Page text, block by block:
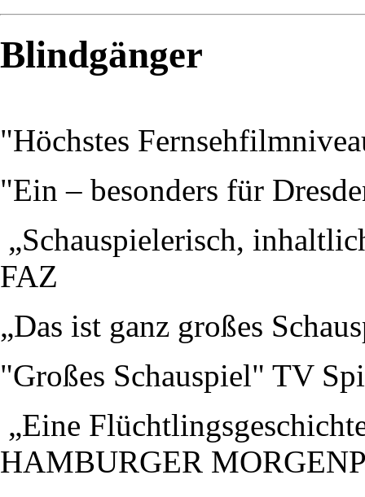
Blindgänger
"Höchstes
"Ein – besonders für
„Schauspielerisch,
FAZ
„Das ist ganz großes
"Großes Schauspiel" TV
„Eine
HAMBURGER